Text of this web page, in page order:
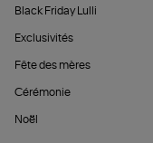
Black Friday Lulli
Exclusivités
Fête des mères
Cérémonie
Noël